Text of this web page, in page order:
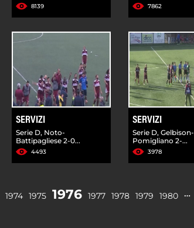
8139 7862
SERVIZI
Serie D, Noto-
Battipagliese 2-0...
4493
SERVIZI
Serie D, Gelbison-
Pomigliano 2-...
3978
1974 1975 1976 1977 1978 1979 1980 …